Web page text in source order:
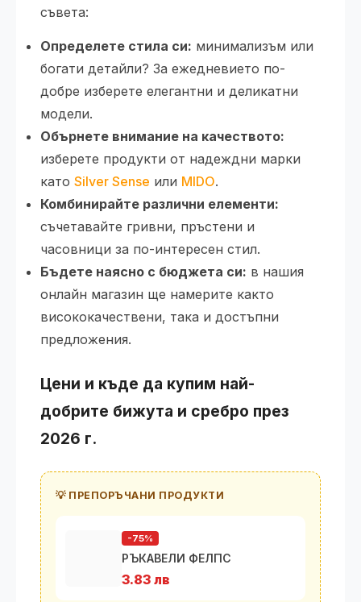
съвета:
Определете стила си: минимализъм или
богати детайли? За ежедневието по-
добре изберете елегантни и деликатни
модели.
Обърнете внимание на качеството:
изберете продукти от надеждни марки
като Silver Sense или MIDO.
Комбинирайте различни елементи:
съчетавайте гривни, пръстени и
часовници за по-интересен стил.
Бъдете наясно с бюджета си: в нашия
онлайн магазин ще намерите както
висококачествени, така и достъпни
предложения.
Цени и къде да купим най-
добрите бижута и сребро през
2026 г.
💡 ПРЕПОРЪЧАНИ ПРОДУКТИ
-75%
РЪКАВЕЛИ ФЕЛПС
3.83 лв